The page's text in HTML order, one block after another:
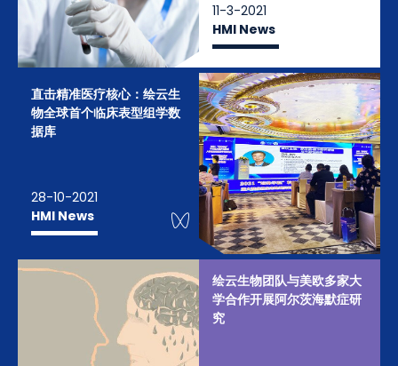
HMI News
11-3-2021
直击精准医疗核心：绘云生
物全球首个临床表型组学数
据库
HMI News
28-10-2021
WeChat Knowledge
绘云生物团队与美欧多家大
学合作开展阿尔茨海默症研
究